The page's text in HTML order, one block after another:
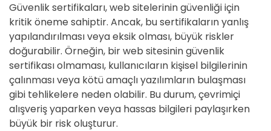
Güvenlik sertifikaları, web sitelerinin güvenliği için
kritik öneme sahiptir. Ancak, bu sertifikaların yanlış
yapılandırılması veya eksik olması, büyük riskler
doğurabilir. Örneğin, bir web sitesinin güvenlik
sertifikası olmaması, kullanıcıların kişisel bilgilerinin
çalınması veya kötü amaçlı yazılımların bulaşması
gibi tehlikelere neden olabilir. Bu durum, çevrimiçi
alışveriş yaparken veya hassas bilgileri paylaşırken
büyük bir risk oluşturur.